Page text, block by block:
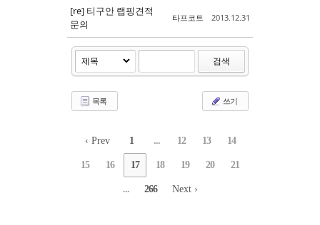
[re] 티구안 랩핑견적
문의
타프코트 2013.12.31
검색
목록 쓰기
‹ Prev 1 ... 12 13 14
15 16 17 18 19 20 21
... 266 Next ›